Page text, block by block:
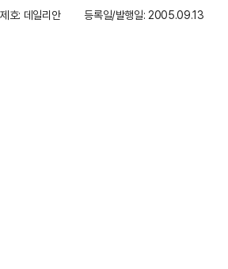
제호: 데일리안
등록일/발행일: 2005.09.13